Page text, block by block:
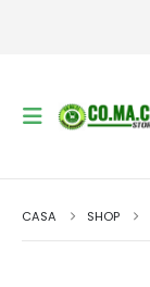
CASA SHOP